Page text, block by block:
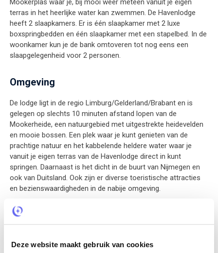
Deze website maakt gebruik van cookies
Mookerplas waar je, bij mooi weer meteen vanuit je eigen
terras in het heerlijke water kan zwemmen. De Havenlodge
heeft 2 slaapkamers. Er is één slaapkamer met 2 luxe
boxspringbedden en één slaapkamer met een stapelbed. In de
woonkamer kun je de bank omtoveren tot nog eens een
slaapgelegenheid voor 2 personen.
Omgeving
De lodge ligt in de regio Limburg/Gelderland/Brabant en is
gelegen op slechts 10 minuten afstand lopen van de
Mookerheide, een natuurgebied met uitgestrekte heidevelden
en mooie bossen. Een plek waar je kunt genieten van de
prachtige natuur en het kabbelende heldere water waar je
vanuit je eigen terras van de Havenlodge direct in kunt
springen. Daarnaast is het dicht in de buurt van Nijmegen en
ook van Duitsland. Ook zijn er diverse toeristische attracties
en bezienswaardigheden in de nabije omgeving.